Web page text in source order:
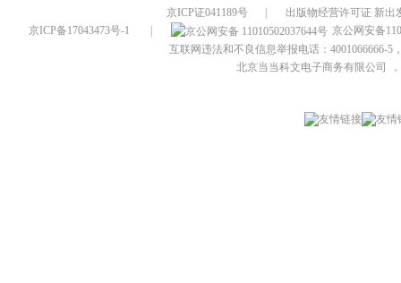
京ICP证041189号
出版物经营许可证 新出
京ICP备17043473号-1
京公网安备
互联网违法和不良信息举报电话：4001066666-5
北京当当科文电子商务有限公司